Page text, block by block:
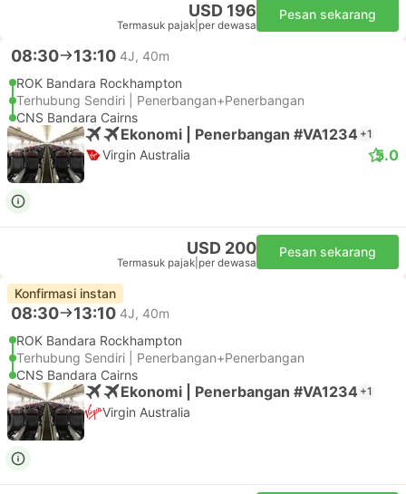
USD 196
Termasuk pajak per dewasa
Pesan sekarang
08:30 13:10 4J, 40m
ROK Bandara Rockhampton
Terhubung Sendiri | Penerbangan+Penerbangan
CNS Bandara Cairns
Ekonomi | Penerbangan #VA1234 +1
Virgin Australia 5.0
USD 200
Termasuk pajak per dewasa
Pesan sekarang
Konfirmasi instan
08:30 13:10 4J, 40m
ROK Bandara Rockhampton
Terhubung Sendiri | Penerbangan+Penerbangan
CNS Bandara Cairns
Ekonomi | Penerbangan #VA1234 +1
Virgin Australia